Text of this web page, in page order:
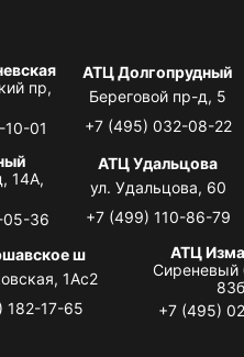
пр,
01
АТЦ Долгопрудный
Береговой пр-д, 5
+7 (495) 032-08-22
14А,
05-36
АТЦ Удальцова
ул. Удальцова, 60
+7 (499) 110-86-79
ш
1Ас2
182-17-65
АТЦ
Сиреневый
83б
+7 (495)